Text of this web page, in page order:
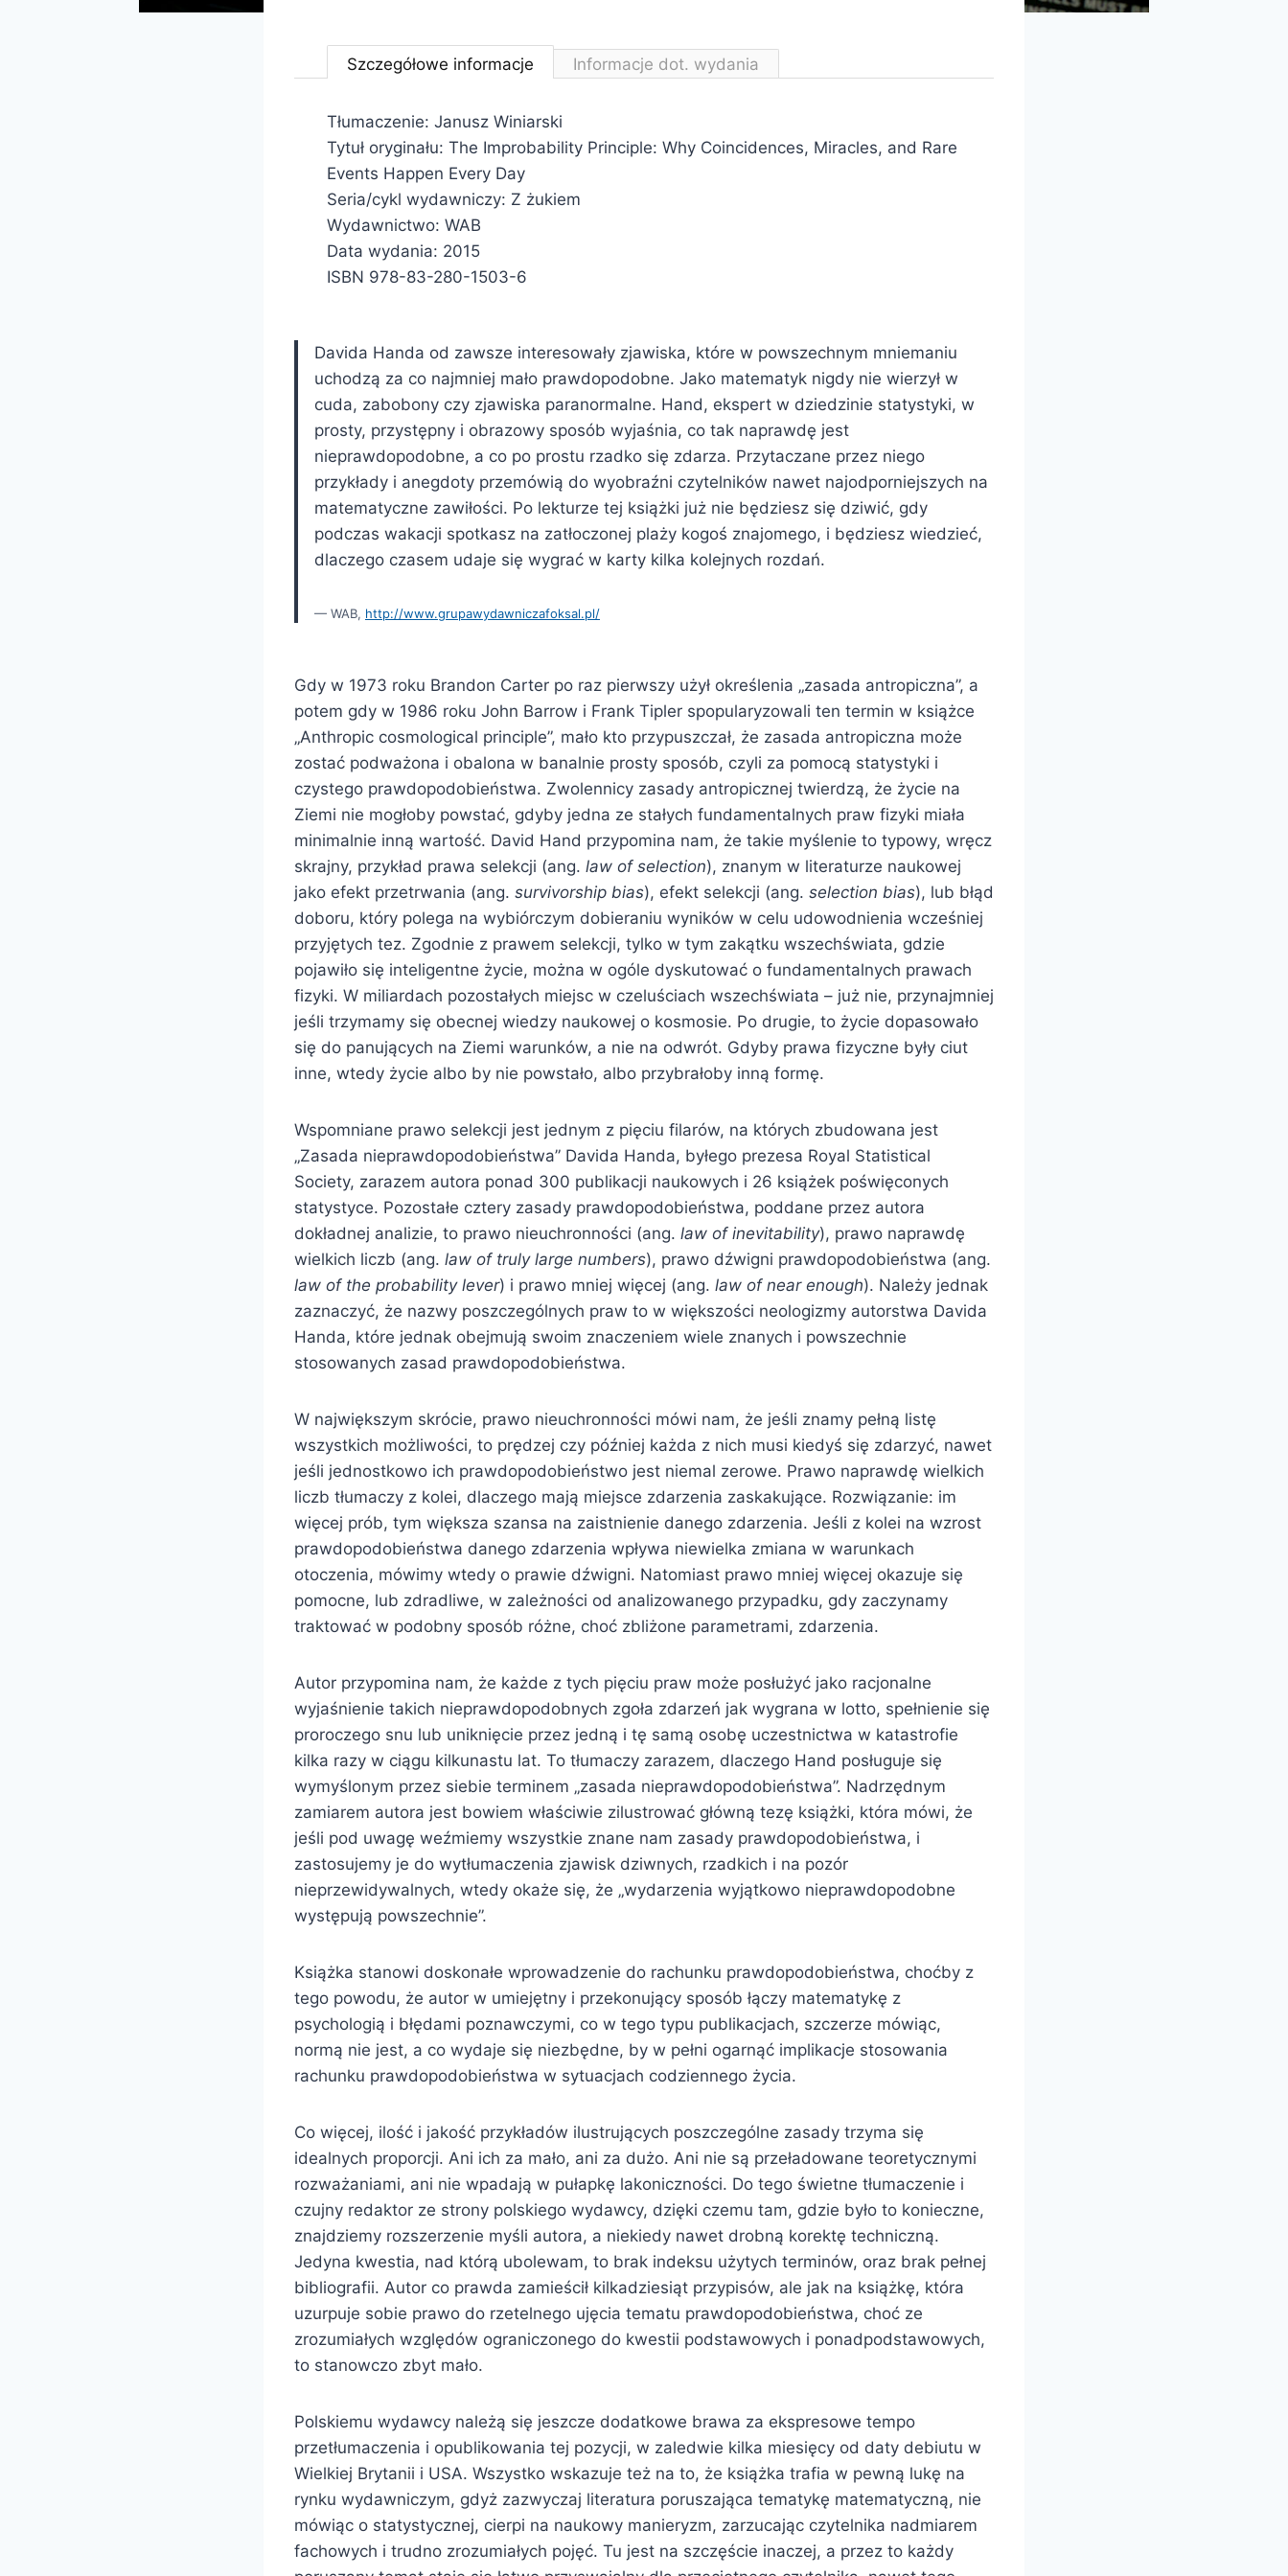
Szczegółowe informacje Informacje dot. wydania
Tłumaczenie: Janusz Winiarski
Tytuł oryginału: The Improbability Principle: Why Coincidences, Miracles, and Rare
Events Happen Every Day
Seria/cykl wydawniczy: Z żukiem
Wydawnictwo: WAB
Data wydania: 2015
ISBN 978-83-280-1503-6
Davida Handa od zawsze interesowały zjawiska, które w powszechnym mniemaniu
uchodzą za co najmniej mało prawdopodobne. Jako matematyk nigdy nie wierzył w
cuda, zabobony czy zjawiska paranormalne. Hand, ekspert w dziedzinie statystyki, w
prosty, przystępny i obrazowy sposób wyjaśnia, co tak naprawdę jest
nieprawdopodobne, a co po prostu rzadko się zdarza. Przytaczane przez niego
przykłady i anegdoty przemówią do wyobraźni czytelników nawet najodporniejszych na
matematyczne zawiłości. Po lekturze tej książki już nie będziesz się dziwić, gdy
podczas wakacji spotkasz na zatłoczonej plaży kogoś znajomego, i będziesz wiedzieć,
dlaczego czasem udaje się wygrać w karty kilka kolejnych rozdań.
WAB, http://www.grupawydawniczafoksal.pl/
Gdy w 1973 roku Brandon Carter po raz pierwszy użył określenia „zasada antropiczna”, a
potem gdy w 1986 roku John Barrow i Frank Tipler spopularyzowali ten termin w książce
„Anthropic cosmological principle”, mało kto przypuszczał, że zasada antropiczna może
zostać podważona i obalona w banalnie prosty sposób, czyli za pomocą statystyki i
czystego prawdopodobieństwa. Zwolennicy zasady antropicznej twierdzą, że życie na
Ziemi nie mogłoby powstać, gdyby jedna ze stałych fundamentalnych praw fizyki miała
minimalnie inną wartość. David Hand przypomina nam, że takie myślenie to typowy, wręcz
skrajny, przykład prawa selekcji (ang. law of selection), znanym w literaturze naukowej
jako efekt przetrwania (ang. survivorship bias), efekt selekcji (ang. selection bias), lub błąd
doboru, który polega na wybiórczym dobieraniu wyników w celu udowodnienia wcześniej
przyjętych tez. Zgodnie z prawem selekcji, tylko w tym zakątku wszechświata, gdzie
pojawiło się inteligentne życie, można w ogóle dyskutować o fundamentalnych prawach
fizyki. W miliardach pozostałych miejsc w czeluściach wszechświata – już nie, przynajmniej
jeśli trzymamy się obecnej wiedzy naukowej o kosmosie. Po drugie, to życie dopasowało
się do panujących na Ziemi warunków, a nie na odwrót. Gdyby prawa fizyczne były ciut
inne, wtedy życie albo by nie powstało, albo przybrałoby inną formę.
Wspomniane prawo selekcji jest jednym z pięciu filarów, na których zbudowana jest
„Zasada nieprawdopodobieństwa” Davida Handa, byłego prezesa Royal Statistical
Society, zarazem autora ponad 300 publikacji naukowych i 26 książek poświęconych
statystyce. Pozostałe cztery zasady prawdopodobieństwa, poddane przez autora
dokładnej analizie, to prawo nieuchronności (ang. law of inevitability), prawo naprawdę
wielkich liczb (ang. law of truly large numbers), prawo dźwigni prawdopodobieństwa (ang.
law of the probability lever) i prawo mniej więcej (ang. law of near enough). Należy jednak
zaznaczyć, że nazwy poszczególnych praw to w większości neologizmy autorstwa Davida
Handa, które jednak obejmują swoim znaczeniem wiele znanych i powszechnie
stosowanych zasad prawdopodobieństwa.
W największym skrócie, prawo nieuchronności mówi nam, że jeśli znamy pełną listę
wszystkich możliwości, to prędzej czy później każda z nich musi kiedyś się zdarzyć, nawet
jeśli jednostkowo ich prawdopodobieństwo jest niemal zerowe. Prawo naprawdę wielkich
liczb tłumaczy z kolei, dlaczego mają miejsce zdarzenia zaskakujące. Rozwiązanie: im
więcej prób, tym większa szansa na zaistnienie danego zdarzenia. Jeśli z kolei na wzrost
prawdopodobieństwa danego zdarzenia wpływa niewielka zmiana w warunkach
otoczenia, mówimy wtedy o prawie dźwigni. Natomiast prawo mniej więcej okazuje się
pomocne, lub zdradliwe, w zależności od analizowanego przypadku, gdy zaczynamy
traktować w podobny sposób różne, choć zbliżone parametrami, zdarzenia.
Autor przypomina nam, że każde z tych pięciu praw może posłużyć jako racjonalne
wyjaśnienie takich nieprawdopodobnych zgoła zdarzeń jak wygrana w lotto, spełnienie się
proroczego snu lub uniknięcie przez jedną i tę samą osobę uczestnictwa w katastrofie
kilka razy w ciągu kilkunastu lat. To tłumaczy zarazem, dlaczego Hand posługuje się
wymyślonym przez siebie terminem „zasada nieprawdopodobieństwa”. Nadrzędnym
zamiarem autora jest bowiem właściwie zilustrować główną tezę książki, która mówi, że
jeśli pod uwagę weźmiemy wszystkie znane nam zasady prawdopodobieństwa, i
zastosujemy je do wytłumaczenia zjawisk dziwnych, rzadkich i na pozór
nieprzewidywalnych, wtedy okaże się, że „wydarzenia wyjątkowo nieprawdopodobne
występują powszechnie”.
Książka stanowi doskonałe wprowadzenie do rachunku prawdopodobieństwa, choćby z
tego powodu, że autor w umiejętny i przekonujący sposób łączy matematykę z
psychologią i błędami poznawczymi, co w tego typu publikacjach, szczerze mówiąc,
normą nie jest, a co wydaje się niezbędne, by w pełni ogarnąć implikacje stosowania
rachunku prawdopodobieństwa w sytuacjach codziennego życia.
Co więcej, ilość i jakość przykładów ilustrujących poszczególne zasady trzyma się
idealnych proporcji. Ani ich za mało, ani za dużo. Ani nie są przeładowane teoretycznymi
rozważaniami, ani nie wpadają w pułapkę lakoniczności. Do tego świetne tłumaczenie i
czujny redaktor ze strony polskiego wydawcy, dzięki czemu tam, gdzie było to konieczne,
znajdziemy rozszerzenie myśli autora, a niekiedy nawet drobną korektę techniczną.
Jedyna kwestia, nad którą ubolewam, to brak indeksu użytych terminów, oraz brak pełnej
bibliografii. Autor co prawda zamieścił kilkadziesiąt przypisów, ale jak na książkę, która
uzurpuje sobie prawo do rzetelnego ujęcia tematu prawdopodobieństwa, choć ze
zrozumiałych względów ograniczonego do kwestii podstawowych i ponadpodstawowych,
to stanowczo zbyt mało.
Polskiemu wydawcy należą się jeszcze dodatkowe brawa za ekspresowe tempo
przetłumaczenia i opublikowania tej pozycji, w zaledwie kilka miesięcy od daty debiutu w
Wielkiej Brytanii i USA. Wszystko wskazuje też na to, że książka trafia w pewną lukę na
rynku wydawniczym, gdyż zazwyczaj literatura poruszająca tematykę matematyczną, nie
mówiąc o statystycznej, cierpi na naukowy manieryzm, zarzucając czytelnika nadmiarem
fachowych i trudno zrozumiałych pojęć. Tu jest na szczęście inaczej, a przez to każdy